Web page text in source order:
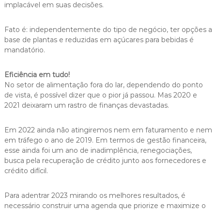
implacável em suas decisões.
Fato é: independentemente do tipo de negócio, ter opções a
base de plantas e reduzidas em açúcares para bebidas é
mandatório.
Eficiência em tudo!
No setor de alimentação fora do lar, dependendo do ponto
de vista, é possível dizer que o pior já passou. Mas 2020 e
2021 deixaram um rastro de finanças devastadas.
Em 2022 ainda não atingiremos nem em faturamento e nem
em tráfego o ano de 2019. Em termos de gestão financeira,
esse ainda foi um ano de inadimplência, renegociações,
busca pela recuperação de crédito junto aos fornecedores e
crédito difícil.
Para adentrar 2023 mirando os melhores resultados, é
necessário construir uma agenda que priorize e maximize o